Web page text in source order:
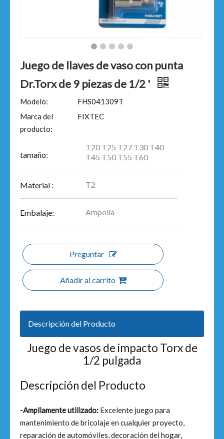
Juego de llaves de vaso con punta
Dr.Torx de 9 piezas de 1/2 '
Modelo:
FHS041309T
Marca del
producto:
FIXTEC
tamaño:
T20 T25 T27 T30 T40
T45 T50 T55 T60
Material : T2
Embalaje: Ampolla
Preguntar
Añadir al carrito
Descripción del Producto
Juego de vasos de impacto Torx de
1/2 pulgada
Descripción del Producto
-Ampliamente utilizado: Excelente juego para
mantenimiento de bricolaje en cualquier proyecto,
reparación de automóviles, decoración del hogar,